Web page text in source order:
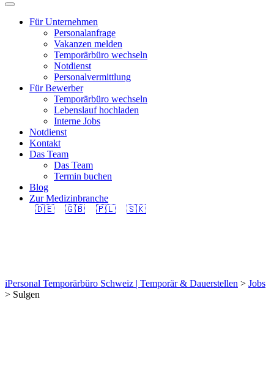
Für Unternehmen
Personalanfrage
Vakanzen melden
Temporärbüro wechseln
Notdienst
Personalvermittlung
Für Bewerber
Temporärbüro wechseln
Lebenslauf hochladen
Interne Jobs
Notdienst
Kontakt
Das Team
Das Team
Termin buchen
Blog
Zur Medizinbranche
🇩🇪
🇬🇧 🇵🇱 🇸🇰
iPersonal Temporärbüro Schweiz | Temporär & Dauerstellen > Jobs
> Sulgen